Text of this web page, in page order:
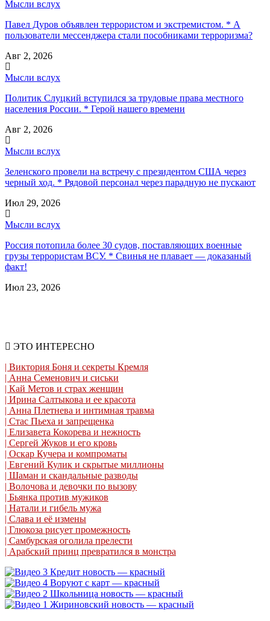
Мысли вслух
Павел Дуров объявлен террористом и экстремистом. * А
пользователи мессенджера стали пособниками терроризма?
Авг 2, 2026
Мысли вслух
Политик Слуцкий вступился за трудовые права местного
населения России. * Герой нашего времени
Авг 2, 2026
Мысли вслух
Зеленского провели на встречу с президентом США через
черный ход. * Рядовой персонал через парадную не пускают
Июл 29, 2026
Мысли вслух
Россия потопила более 30 судов, поставляющих военные
грузы террористам ВСУ. * Свинья не плавает — доказаный
факт!
Июл 23, 2026
ЭТО ИНТЕРЕСНО
| Виктория Боня и секреты Кремля
| Анна Семенович и сиськи
| Кай Метов и страх женщин
| Ирина Салтыкова и ее красота
| Анна Плетнева и интимная травма
| Стас Пьеха и запрещенка
| Елизавета Кокорева и нежность
| Сергей Жуков и его кровь
| Оскар Кучера и компроматы
| Евгений Кулик и скрытые миллионы
| Шаман и скандальные разводы
| Волочова и девочки по вызову
| Бьянка против мужиков
| Натали и гибель мужа
| Слава и её измены
| Глюкоза рисует промежность
| Самбурская оголила прелести
| Арабский принц превратился в монстра